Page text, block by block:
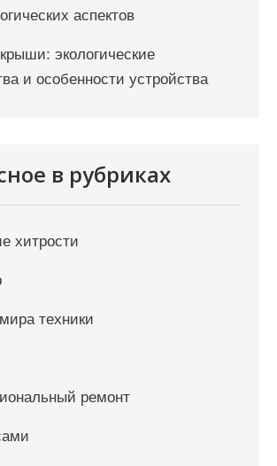
аспектов
экологические
и особенности устройства
в рубриках
хитрости
техники
ремонт